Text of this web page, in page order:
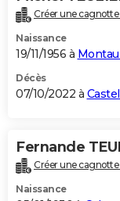
Créer une cagnotte
Naissance
19/11/1956 à
Décès
07/10/2022 à
Fernande
Créer une cagnotte
Naissance